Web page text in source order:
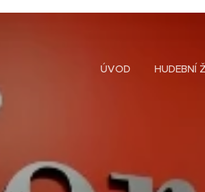
ÚVOD HUDEBNÍ